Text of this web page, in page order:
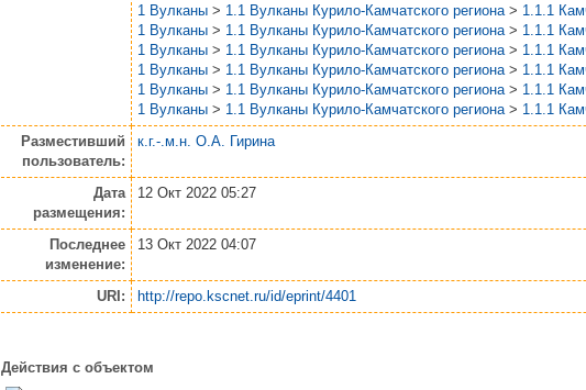
1 Вулканы > 1.1 Вулканы Курило-Камчатского региона > 1.1.1
1 Вулканы > 1.1 Вулканы Курило-Камчатского региона > 1.1.1
1 Вулканы > 1.1 Вулканы Курило-Камчатского региона > 1.1.1
1 Вулканы > 1.1 Вулканы Курило-Камчатского региона > 1.1.1
1 Вулканы > 1.1 Вулканы Курило-Камчатского региона > 1.1.1
1 Вулканы > 1.1 Вулканы Курило-Камчатского региона > 1.1.1
Разместивший
пользователь:
к.г.-.м.н. О.А. Гирина
Дата
размещения:
12 Окт 2022 05:27
Последнее
изменение:
13 Окт 2022 04:07
URI: http://repo.kscnet.ru/id/eprint/4401
Действия с объектом